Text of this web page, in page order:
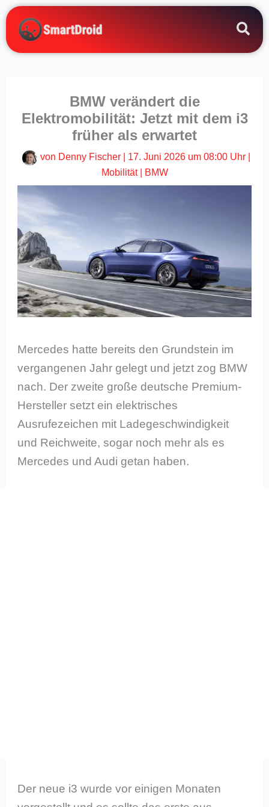
Zum
Inhalt
springen
BMW verändert die
Elektromobilität: Jetzt mit dem i3
früher als erwartet
von Denny Fischer 17. Juni 2026 um 08:00 Uhr|
Mobilität| BMW
Mercedes hatte bereits den Grundstein im
vergangenen Jahr gelegt und jetzt zog BMW
nach. Der zweite große deutsche Premium-
Hersteller setzt ein elektrisches
Ausrufezeichen mit Ladegeschwindigkeit
und Reichweite, sogar noch mehr als es
Mercedes und Audi getan haben.
Der neue i3 wurde vor einigen Monaten